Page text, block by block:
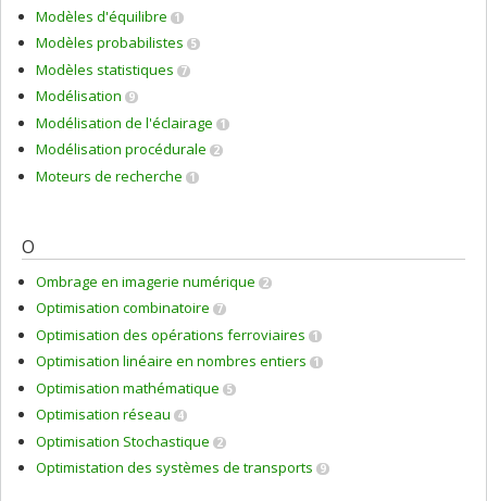
Modèles d'équilibre 1
Modèles probabilistes 5
Modèles statistiques 7
Modélisation 9
Modélisation de l'éclairage 1
Modélisation procédurale 2
Moteurs de recherche 1
O
Ombrage en imagerie numérique 2
Optimisation combinatoire 7
Optimisation des opérations ferroviaires 1
Optimisation linéaire en nombres entiers 1
Optimisation mathématique 5
Optimisation réseau 4
Optimisation Stochastique 2
Optimistation des systèmes de transports 9